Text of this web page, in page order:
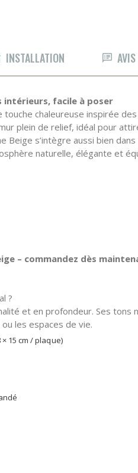
intérieurs, facile à poser
chaleureuse inspirée
plein de relief, idéal pour
s’intègre aussi bien
naturelle, élégante et
– commandez dès
?
et en profondeur. Ses
les espaces de vie.
15 cm / plaque)
INSTALLATION AVIS